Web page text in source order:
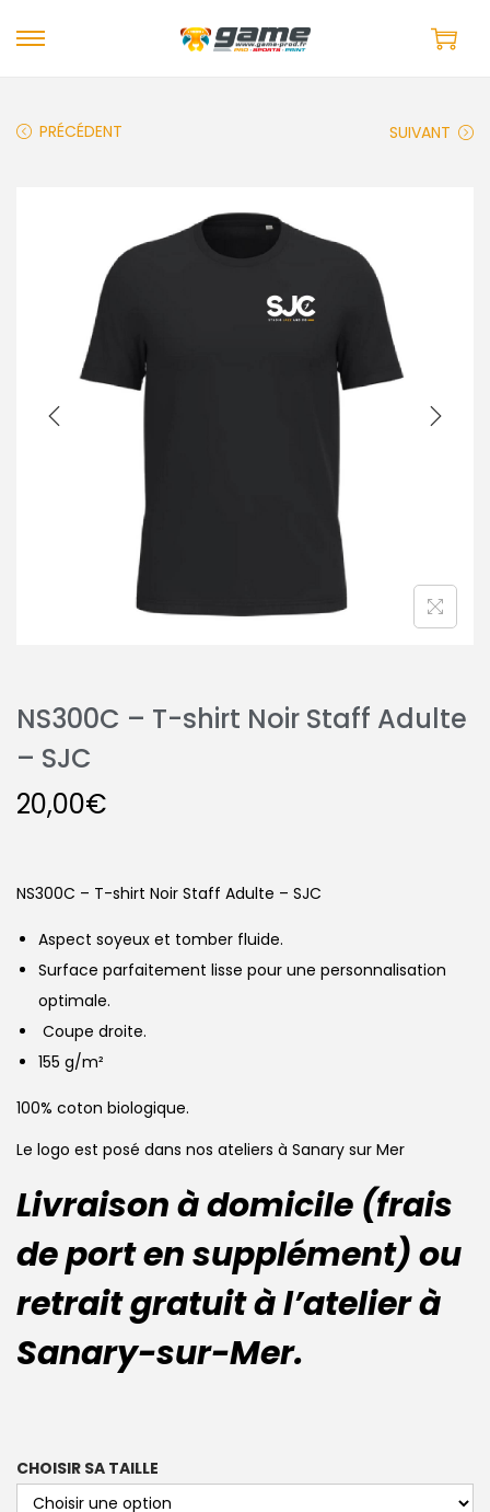
PRÉCÉDENT SUIVANT
NS300C – T-shirt Noir Staff Adulte
– SJC
20,00€
NS300C – T-shirt Noir Staff Adulte – SJC
Aspect soyeux et tomber fluide.
Surface parfaitement lisse pour une personnalisation
optimale.
Coupe droite.
155 g/m²
100% coton biologique.
Le logo est posé dans nos ateliers à Sanary sur Mer
Livraison à domicile (frais
de port en supplément) ou
retrait gratuit à l’atelier à
Sanary-sur-Mer.
CHOISIR SA TAILLE